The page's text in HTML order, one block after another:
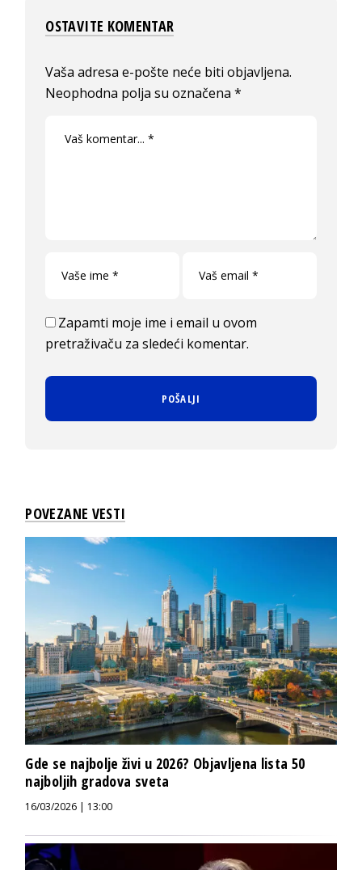
OSTAVITE KOMENTAR
Vaša adresa e-pošte neće biti objavljena.
Neophodna polja su označena*
Zapamti moje ime i email u ovom
pretraživaču za sledeći komentar.
POVEZANE VESTI
Gde se najbolje živi u 2026? Objavljena lista 50
najboljih gradova sveta
16/03/2026 | 13:00